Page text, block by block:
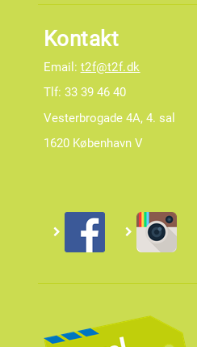
Kontakt
Email: t2f@t2f.dk
Tlf: 33 39 46 40
Vesterbrogade 4A, 4. sal
1620 København V